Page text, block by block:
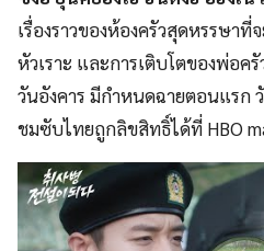
เรื่องราวของห้องครัวสุดหรรษาที่
หัวเราะ และการเติบโตของพ่อ
วันอังคาร มีกำหนดฉายตอนแรก
ชมซับไทยถูกลิขสิทธิ์ได้ที่ HBO